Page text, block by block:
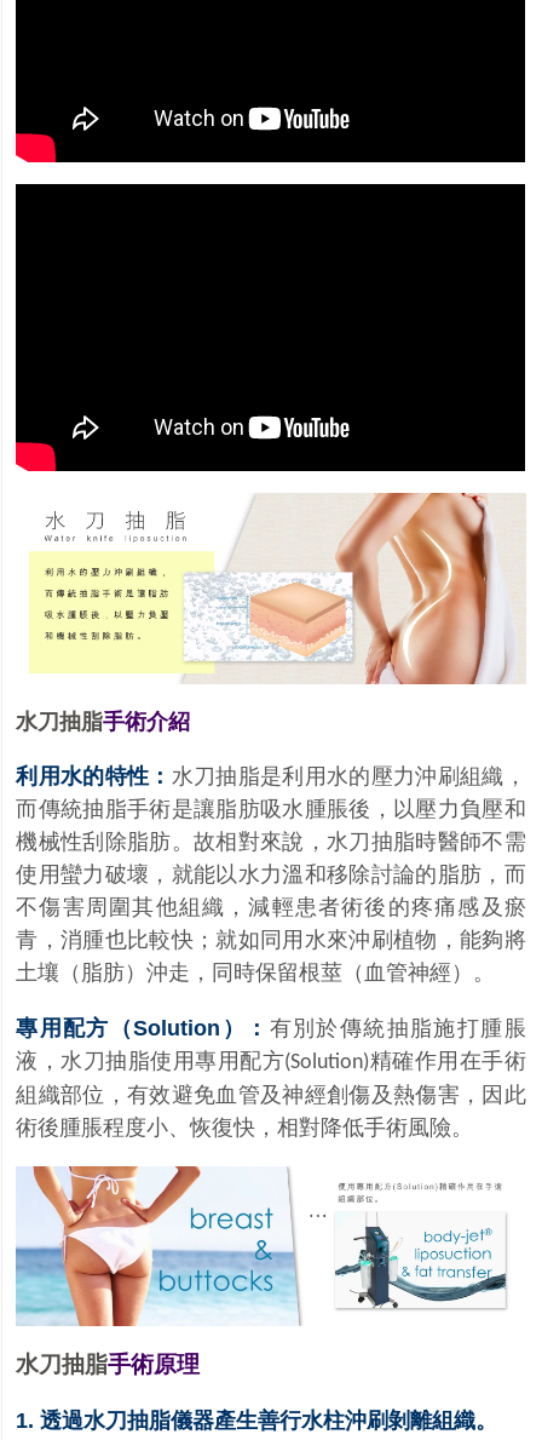
水刀抽脂手術介紹
利用水的特性： 水刀抽脂是利用水的壓力沖刷組織，
而傳統抽脂手術是讓脂肪吸水腫脹後，以壓力負壓和
機械性刮除脂肪。故相對來說，水刀抽脂時醫師不需
使用蠻力破壞，就能以水力溫和移除討論的脂肪，而
不傷害周圍其他組織，減輕患者術後的疼痛感及瘀
青，消腫也比較快；就如同用水來沖刷植物，能夠將
土壤 （ 脂肪）沖走，同時保留根莖 （血管神經 ） 。
專用配方（Solution）： 有別於傳統抽脂施打腫脹
液，水刀抽脂使用專用配方(Solution)精確作用在手術
組織部位，有效避免血管及神經創傷及熱傷害，因此
術後腫脹程度小、恢復快，相對降低手術風險。
水刀抽脂手術原理
1.透過水刀抽脂儀器產生善行水柱沖刷剝離組織。